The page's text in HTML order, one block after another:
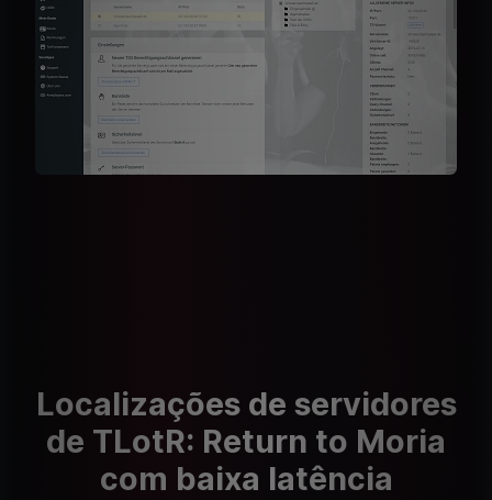
Localizações de servidores
de TLotR: Return to Moria
com baixa latência